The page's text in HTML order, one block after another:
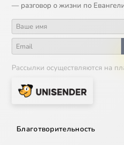
— разговор о жизни по
Рассылки осуществляются на
Благотворительность